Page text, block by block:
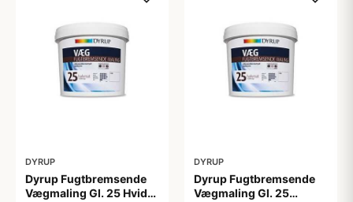
DYRUP
Dyrup Fugtbremsende
Vægmaling Gl. 25 Hvid
DYRUP
Dyrup Fugtbremsende
Vægmaling Gl. 25